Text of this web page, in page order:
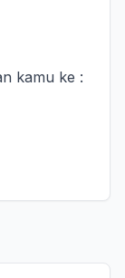
kamu ke :